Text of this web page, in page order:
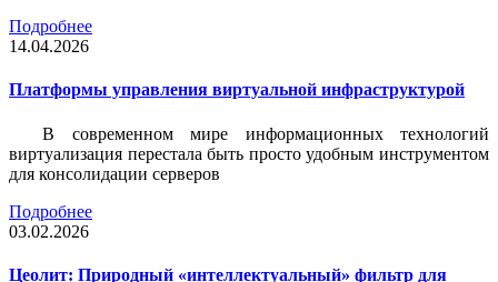
Подробнее
14.04.2026
Платформы управления виртуальной инфраструктурой
В современном мире информационных технологий
виртуализация перестала быть просто удобным инструментом
для консолидации серверов
Подробнее
03.02.2026
Цеолит: Природный «интеллектуальный» фильтр для